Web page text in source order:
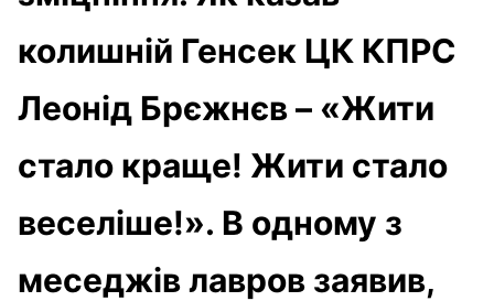
колишній Генсек ЦК КПРС
Леонід Брєжнєв – «Жити
стало краще! Жити стало
веселіше!». В одному з
меседжів лавров заявив,